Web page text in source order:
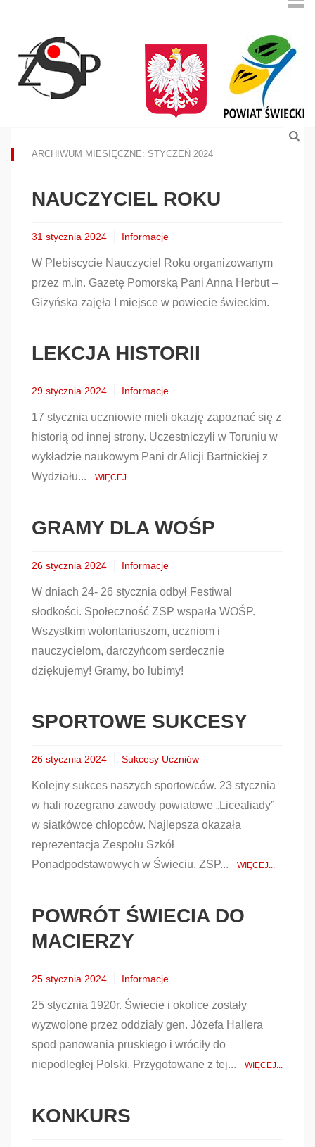
ARCHIWUM MIESIĘCZNE: STYCZEŃ 2024
NAUCZYCIEL ROKU
31 stycznia 2024 Informacje
W Plebiscycie Nauczyciel Roku organizowanym
przez m.in. Gazetę Pomorską Pani Anna Herbut –
Giżyńska zajęła I miejsce w powiecie świeckim.
LEKCJA HISTORII
29 stycznia 2024 Informacje
17 stycznia uczniowie mieli okazję zapoznać się z
historią od innej strony. Uczestniczyli w Toruniu w
wykładzie naukowym Pani dr Alicji Bartnickiej z
Wydziału...
WIĘCEJ...
GRAMY DLA WOŚP
26 stycznia 2024 Informacje
W dniach 24- 26 stycznia odbył Festiwal
słodkości. Społeczność ZSP wsparła WOŚP.
Wszystkim wolontariuszom, uczniom i
nauczycielom, darczyńcom serdecznie
dziękujemy! Gramy, bo lubimy!
SPORTOWE SUKCESY
26 stycznia 2024 Sukcesy Uczniów
Kolejny sukces naszych sportowców. 23 stycznia
w hali rozegrano zawody powiatowe „Licealiady”
w siatkówce chłopców. Najlepsza okazała
reprezentacja Zespołu Szkół
Ponadpodstawowych w Świeciu. ZSP...
WIĘCEJ...
POWRÓT ŚWIECIA DO
MACIERZY
25 stycznia 2024 Informacje
25 stycznia 1920r. Świecie i okolice zostały
wyzwolone przez oddziały gen. Józefa Hallera
spod panowania pruskiego i wróciły do
niepodległej Polski. Przygotowane z tej...
WIĘCEJ...
KONKURS